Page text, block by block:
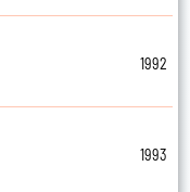
1992
1993